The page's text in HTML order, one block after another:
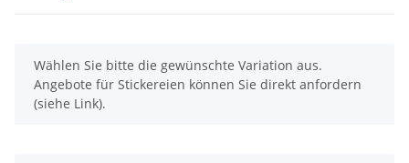
x
Wählen Sie bitte die gewünschte Variation aus.
Angebote für Stickereien können Sie direkt anfordern
(siehe Link).